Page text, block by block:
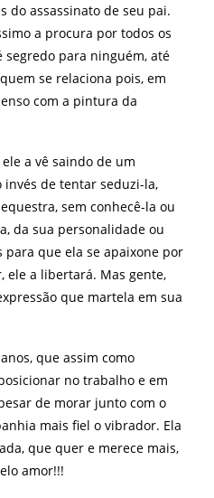
do assassinato de seu pai.
a procura por todos os
segredo para ninguém, até
se relaciona pois, em
com a pintura da
a vê saindo de um
invés de tentar seduzi-la,
sem conhecê-la ou
da sua personalidade ou
para que ela se apaixone por
ele a libertará. Mas gente,
que martela em sua
que assim como
no trabalho e em
de morar junto com o
mais fiel o vibrador. Ela
que quer e merece mais,
amor!!!